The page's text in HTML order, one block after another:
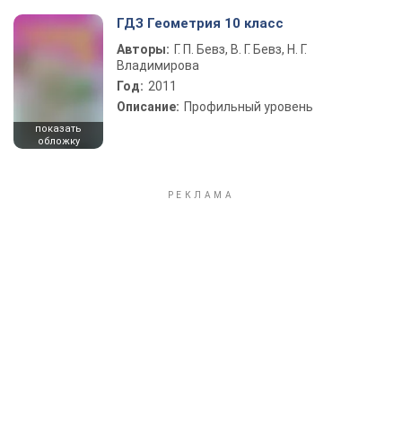
показать
обложку
ГДЗ Геометрия 10 класс
Авторы: Г. П. Бевз, В. Г. Бевз, Н. Г.
Владимирова
Год: 2011
Описание: Профильный уровень